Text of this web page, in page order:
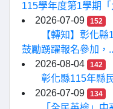
115學年度第1學期「
2026-07-09
152
【轉知】彰化
鼓勵踴躍報名參加，
2026-08-04
142
彰化縣115年縣
2026-07-09
134